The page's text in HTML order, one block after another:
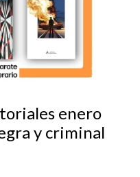
enero
y criminal